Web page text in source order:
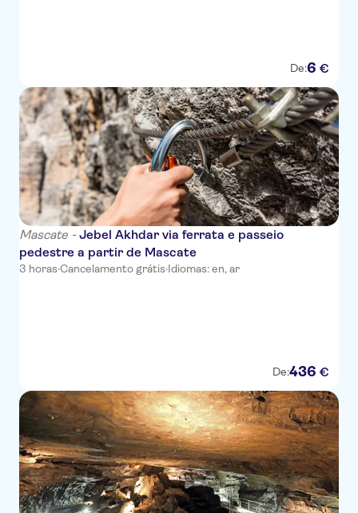
De:6 €
Mascate -Jebel Akhdar via ferrata e passeio
pedestre a partir de Mascate
3 horas·Cancelamento grátis·Idiomas: en, ar
De:436 €